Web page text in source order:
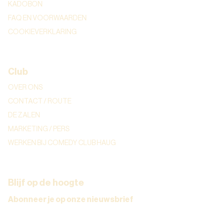
KADOBON
FAQ EN VOORWAARDEN
COOKIEVERKLARING
Club
OVER ONS
CONTACT / ROUTE
DE ZALEN
MARKETING / PERS
WERKEN BIJ COMEDY CLUB HAUG
Blijf op de hoogte
Abonneer je op onze nieuwsbrief